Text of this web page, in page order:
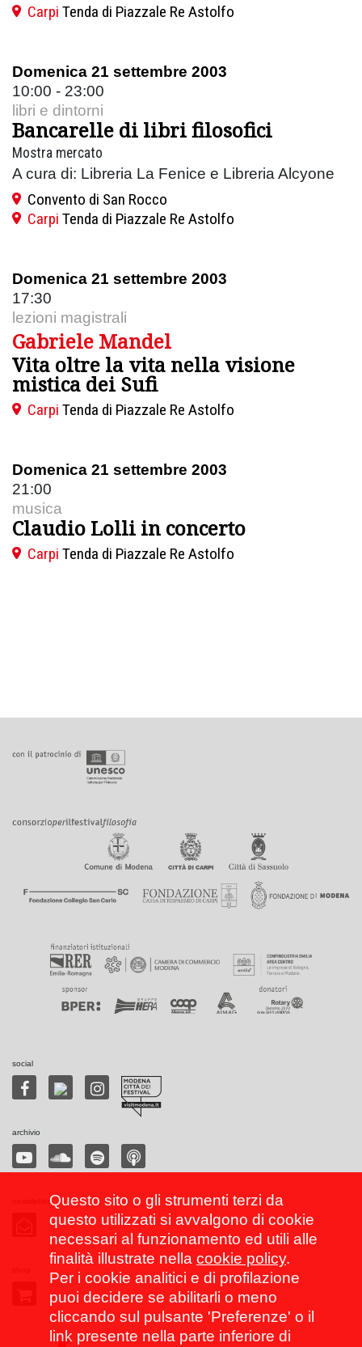
Carpi Tenda di Piazzale Re Astolfo
Domenica 21 settembre 2003
10:00 - 23:00
libri e dintorni
Bancarelle di libri filosofici
Mostra mercato
A cura di: Libreria La Fenice e Libreria Alcyone
Convento di San Rocco
Carpi Tenda di Piazzale Re Astolfo
Domenica 21 settembre 2003
17:30
lezioni magistrali
Gabriele Mandel
Vita oltre la vita nella visione
mistica dei Sufi
Carpi Tenda di Piazzale Re Astolfo
Domenica 21 settembre 2003
21:00
musica
Claudio Lolli in concerto
Carpi Tenda di Piazzale Re Astolfo
social
archivio
Questo sito o gli strumenti terzi da
questo utilizzati si avvalgono di cookie
necessari al funzionamento ed utili alle
finalità illustrate nella cookie policy.
Per i cookie analitici e di profilazione
puoi decidere se abilitarli o meno
cliccando sul pulsante 'Preferenze' o il
link presente nella parte inferiore di